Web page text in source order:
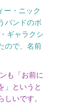
ー・ニック
バンドのボ
ギャラクシ
ので、名前
も「お前に
」というと
いです。